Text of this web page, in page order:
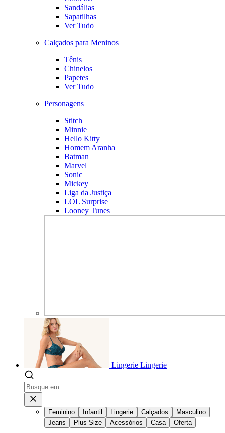
Sandálias
Sapatilhas
Ver Tudo
Calçados para Meninos
Tênis
Chinelos
Papetes
Ver Tudo
Personagens
Stitch
Minnie
Hello Kitty
Homem Aranha
Batman
Marvel
Sonic
Mickey
Liga da Justiça
LOL Surprise
Looney Tunes
Lingerie Lingerie
Feminino Infantil Lingerie Calçados
Masculino
Jeans
Plus Size Acessórios Casa Oferta